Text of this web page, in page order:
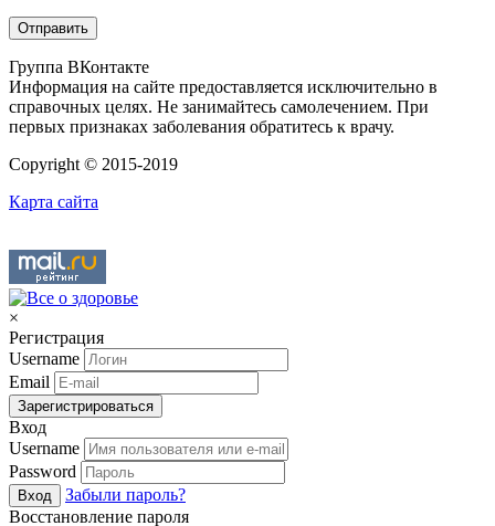
Группа ВКонтакте
Информация на сайте предоставляется исключительно в
справочных целях. Не занимайтесь самолечением. При
первых признаках заболевания обратитесь к врачу.
Copyright © 2015-2019
Карта сайта
×
Регистрация
Username
Email
Зарегистрироваться
Вход
Username
Password
Вход
Забыли пароль?
Восстановление пароля